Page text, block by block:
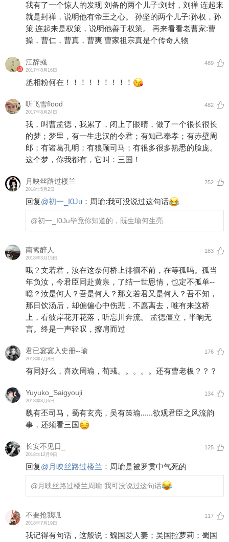
我有了一个惊人的发现 刘备的两个儿子:刘封，刘禅 连起来
就是封禅，说明他有帝王之心。 孙坚的两个儿子:孙权，孙
策 连起来是权策，说明他善于权策。 再来看看老曹家:曹
操，曹仁，曹真，曹爽 曹家祖宗真是个传奇人物
江辞彧
2017年8月16日
489
丞相粉何在！！！！！！！！！
听飞雪flood
2017年8月24日
482
我，叫曹孟德，我累了，闭上了眼睛，做了一个很长很长
的梦；梦里，有一生忠汉的令君；有知己奉孝；有赤壁周
郎；有诸葛孔明；有狼顾司马；有很多很多熟悉的脸庞。
这个梦，你我都有，它叫：三国！
月映丝路过楼兰
2018年5月2日
252
回复@初一_I0Ju ： 周瑜:我可没说过这句话
@初一_I0Ju毕竟你知道的，既生瑜何生亮
南篱醉人
2018年3月15日
183
哦？文若君，汝在这奈何桥上徘徊不前，在等孤吗。孤当
年负汝，今君臣同赴黄泉，了结一世恩情，也定不孤单--
噫？汝是何人？吾是何人？那文若君又是何人？吾不知，
那日饮汤后，却偏偏心中伤悲，不愿离去，唯有来这桥
上，看彼岸花开花落，听忘川奔流。 孟德僵立，半晌无
言。终是一声轻叹，擦肩而过
君已寥寥入史册--瑜
2018年7月8日
176
有同好么，喜欢周瑜，荀彧。。。。。还有曹老板？？？
Yuyuko_Saigyouji
2018年8月6日
134
魏有丕司马，蜀有玄亮，吴有策瑜......欲观君臣之风流韵
事，还须看三国
长安不见日_
2018年12月9日
125
回复@月映丝路过楼兰 ： 周瑜是被罗贯中气死的
@月映丝路过楼兰周瑜:我可没说过这句话
不要抢我呱
2018年7月19日
117
我记得有句话，这般说：魏国爱人妻；吴国控萝莉；蜀国